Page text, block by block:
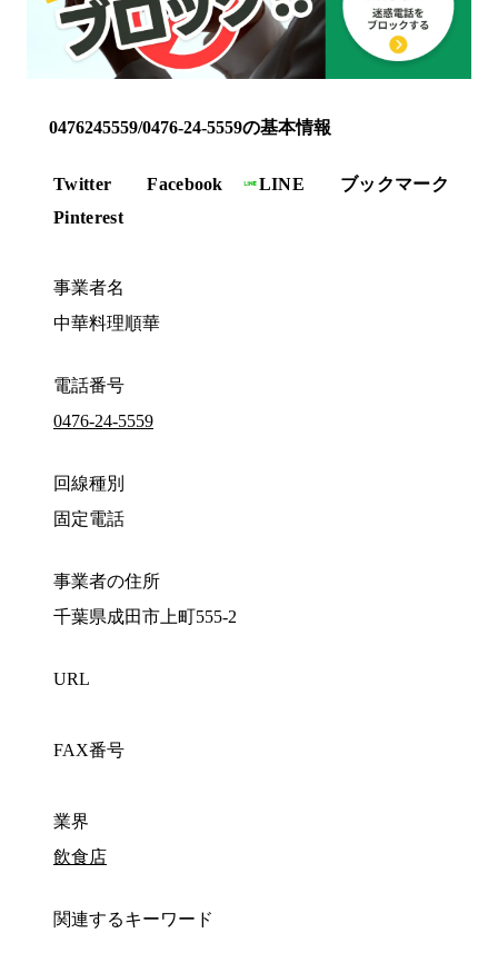
0476245559/0476-24-5559の基本情報
Twitter Facebook LINE
ブックマーク
Pinterest
事業者名
中華料理順華
電話番号
0476-24-5559
回線種別
固定電話
事業者の住所
千葉県成田市上町555-2
URL
FAX番号
業界
飲食店
関連するキーワード